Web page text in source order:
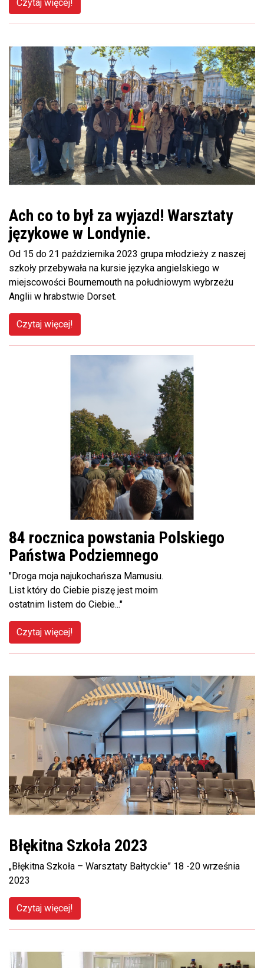
Czytaj więcej!
Ach co to był za wyjazd! Warsztaty
językowe w Londynie.
Od 15 do 21 października 2023 grupa młodzieży z naszej
szkoły przebywała na kursie języka angielskiego w
miejscowości Bournemouth na południowym wybrzeżu
Anglii w hrabstwie Dorset.
Czytaj więcej!
84 rocznica powstania Polskiego
Państwa Podziemnego
"Droga moja najukochańsza Mamusiu.
List który do Ciebie piszę jest moim
ostatnim listem do Ciebie..."
Czytaj więcej!
Błękitna Szkoła 2023
„Błękitna Szkoła – Warsztaty Bałtyckie” 18 -20 września
2023
Czytaj więcej!